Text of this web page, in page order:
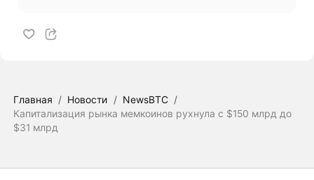
Главная / Новости / NewsBTC /
Капитализация рынка мемкоинов рухнула с $150 млрд до
$31 млрд